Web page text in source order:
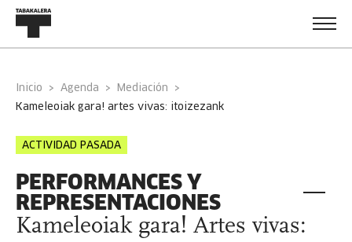
Inicio Agenda
Mediación
kameleoiak gara! artes vivas: itoizezank
ACTIVIDAD PASADA
PERFORMANCES Y
REPRESENTACIONES
Kameleoiak gara! Artes vivas: